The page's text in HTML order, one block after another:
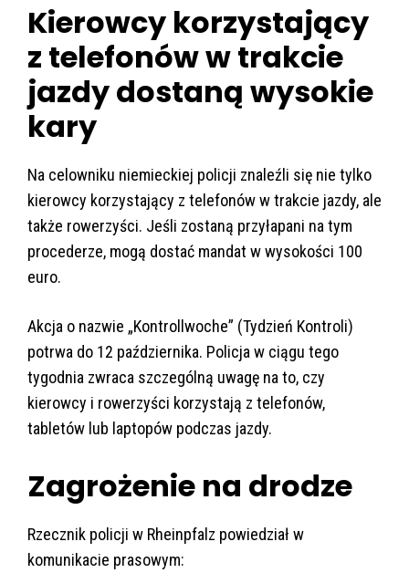
Kierowcy korzystający
z telefonów w trakcie
jazdy dostaną wysokie
kary
Na celowniku niemieckiej policji znaleźli się nie tylko
kierowcy korzystający z telefonów w trakcie jazdy, ale
także rowerzyści. Jeśli zostaną przyłapani na tym
procederze, mogą dostać mandat w wysokości 100
euro.
Akcja o nazwie „Kontrollwoche” (Tydzień Kontroli)
potrwa do 12 października. Policja w ciągu tego
tygodnia zwraca szczególną uwagę na to, czy
kierowcy i rowerzyści korzystają z telefonów,
tabletów lub laptopów podczas jazdy.
Zagrożenie na drodze
Rzecznik policji w Rheinpfalz powiedział w
komunikacie prasowym: